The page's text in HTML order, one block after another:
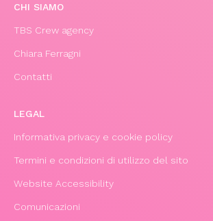
CHI SIAMO
TBS Crew agency
Chiara Ferragni
Contatti
LEGAL
Informativa privacy e cookie policy
Termini e condizioni di utilizzo del sito
Website Accessibility
Comunicazioni